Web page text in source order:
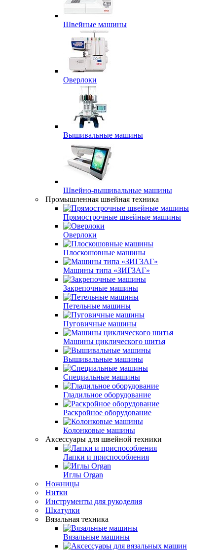
Швейные машины
Оверлоки
Вышивальные машины
Швейно-вышивальные машины
Промышленная швейная техника
Прямострочные швейные машины
Оверлоки
Плоскошовные машины
Машины типа «ЗИГЗАГ»
Закрепочные машины
Петельные машины
Пуговичные машины
Машины циклического шитья
Вышивальные машины
Специальные машины
Гладильное оборудование
Раскройное оборудование
Колонковые машины
Аксессуары для швейной техники
Лапки и приспособления
Иглы Organ
Ножницы
Нитки
Инструменты для рукоделия
Шкатулки
Вязальная техника
Вязальные машины